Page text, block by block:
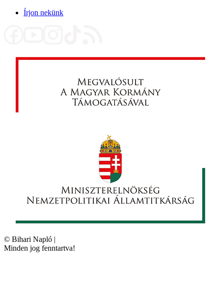
Írjon nekünk
© Bihari Napló |
Minden jog fenntartva!